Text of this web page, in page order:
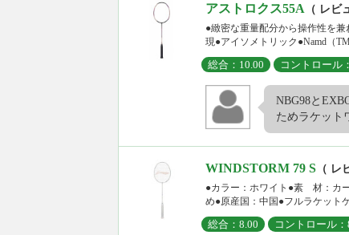
アストロクス55A （ レビ
●緻密な重量配分から操作性を
現●アイソメトリック●Namd（
総合：10.00 コントロール
NBG98と
ためラケット
WINDSTORM 79 S （ レ
●カラー：ホワイト●素 材：カ
め●原産国：中国●フルラケット
総合：8.00 コントロール：